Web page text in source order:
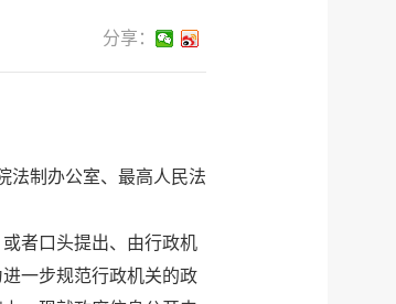
分享：
法制办公室、最高人民法
者口头提出、由行政机
一步规范行政机关的政